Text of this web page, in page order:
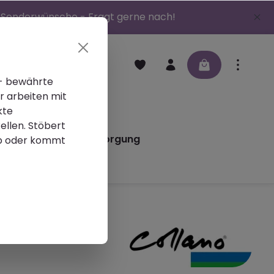
- Fragt gerne nach!
Altlackentsorgung
bewährte
arbeiten mit
Stöbert
oder kommt